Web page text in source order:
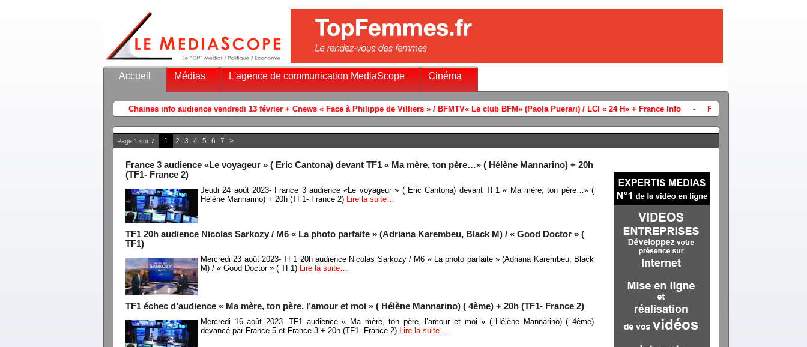
Accueil Médias L'agence de communication MediaScope Cinéma
Chaines info audience vendredi 13
Page 1 sur 7 1 2 3 4 5 6 7 >
France 3 audience «Le voyageur » ( Eric Cantona) devant TF1 « Ma mère, ton père…» ( Hélène Mannarino) + 20h
(TF1- France 2)
Jeudi 24 août 2023- France 3 audience «Le voyageur » ( Eric Cantona) devant TF1 « Ma mère, ton père…» (
Hélène Mannarino) + 20h (TF1- France 2) Lire la suite…
TF1 20h audience Nicolas Sarkozy / M6 « La photo parfaite » (Adriana Karembeu, Black M) / « Good Doctor » (
TF1)
Mercredi 23 août 2023- TF1 20h audience Nicolas Sarkozy / M6 « La photo parfaite » (Adriana Karembeu, Black
M) / « Good Doctor » ( TF1) Lire la suite…
TF1 échec d’audience « Ma mère, ton père, l’amour et moi » ( Hélène Mannarino) ( 4ème) + 20h (TF1- France 2)
Mercredi 16 août 2023- TF1 audience « Ma mère, ton père, l’amour et moi » ( Hélène Mannarino) ( 4ème)
devancé par France 5 et France 3 + 20h (TF1- France 2) Lire la suite…